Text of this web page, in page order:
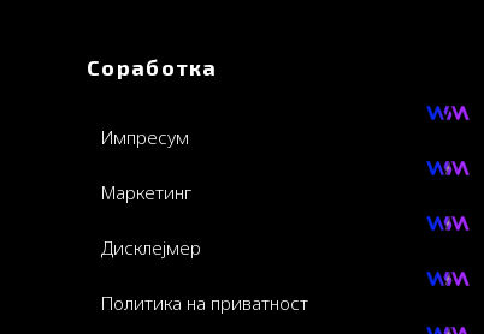
Соработка
Импресум
Маркетинг
Дисклејмер
Политика на приватност